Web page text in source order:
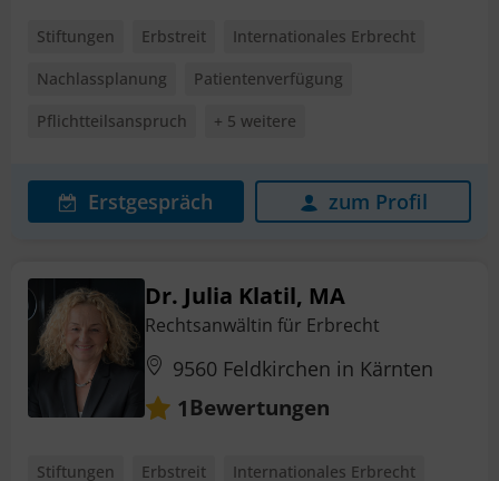
Stiftungen Erbstreit
Internationales Erbrecht
Nachlassplanung
Patientenverfügung
Pflichtteilsanspruch
+ 5 weitere
Erstgespräch zum Profil
Dr. Julia Klatil, MA
Rechtsanwältin für Erbrecht
9560 Feldkirchen in Kärnten
1Bewertungen
Stiftungen Erbstreit
Internationales Erbrecht